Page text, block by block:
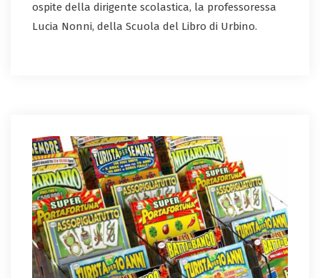
ospite della dirigente scolastica, la professoressa
Lucia Nonni, della Scuola del Libro di Urbino.